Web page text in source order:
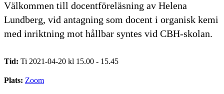
Välkommen till docentföreläsning av Helena
Lundberg, vid antagning som docent i organisk kemi
med inriktning mot hållbar syntes vid CBH-skolan.
Tid: Ti 2021-04-20 kl 15.00 - 15.45
Plats: Zoom